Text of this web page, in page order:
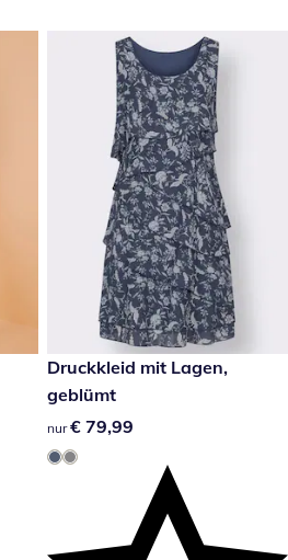
€ 79,99
Druckkleid mit Lagen,
geblümt
€ 79,99
nur € 79,99